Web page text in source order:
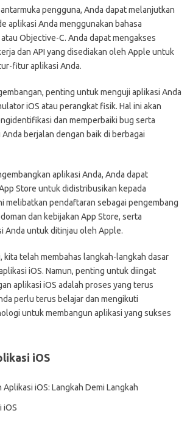
pengguna, Anda dapat melanjutkan
aplikasi Anda menggunakan bahasa
Objective-C. Anda dapat mengakses
dan API yang disediakan oleh Apple untuk
fitur aplikasi Anda.
penting untuk menguji aplikasi Anda
iOS atau perangkat fisik. Hal ini akan
dan memperbaiki bug serta
berjalan dengan baik di berbagai
aplikasi Anda, Anda dapat
Store untuk didistribusikan kepada
melibatkan pendaftaran sebagai pengembang
dan kebijakan App Store, serta
Anda untuk ditinjau oleh Apple.
kita telah membahas langkah-langkah dasar
iOS. Namun, penting untuk diingat
aplikasi iOS adalah proses yang terus
perlu terus belajar dan mengikuti
untuk membangun aplikasi yang sukses
iOS
iOS